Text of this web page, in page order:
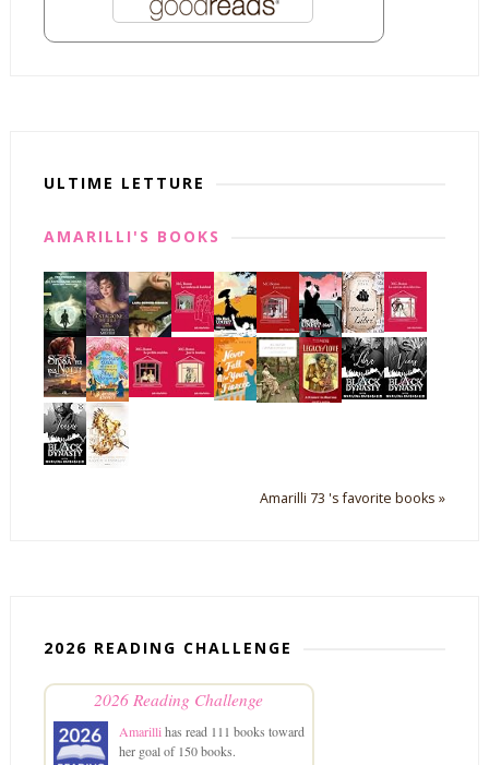
ULTIME LETTURE
AMARILLI'S BOOKS
Amarilli 73 's favorite books »
2026 READING CHALLENGE
2026 Reading Challenge
Amarillihas read 111 books toward
her goal of 150 books.